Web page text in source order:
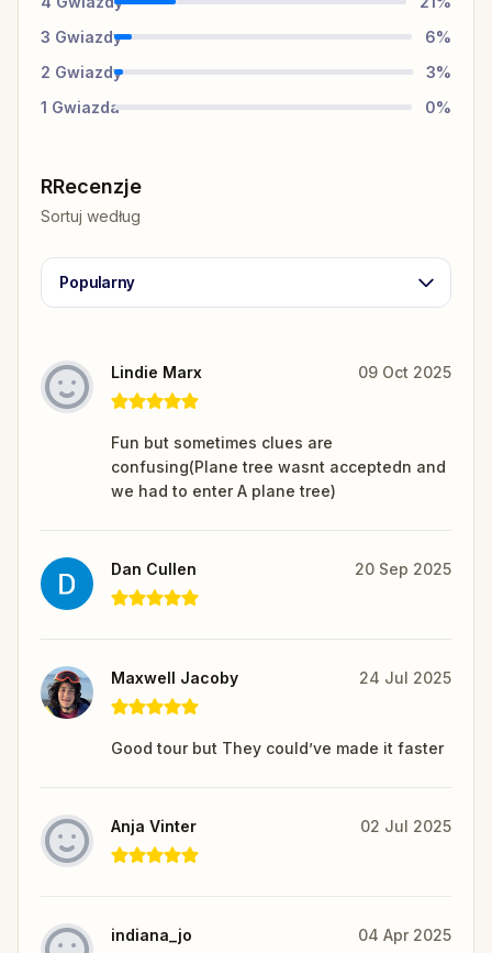
3 Gwiazdy 6%
2 Gwiazdy 3%
1 Gwiazda 0%
RRecenzje
Sortuj według
Popularny
Lindie Marx 09 Oct 2025
Fun but sometimes clues are
confusing(Plane tree wasnt acceptedn and
we had to enter A plane tree)
Dan Cullen 20 Sep 2025
Maxwell Jacoby 24 Jul 2025
Good tour but They could’ve made it faster
Anja Vinter 02 Jul 2025
indiana_jo 04 Apr 2025